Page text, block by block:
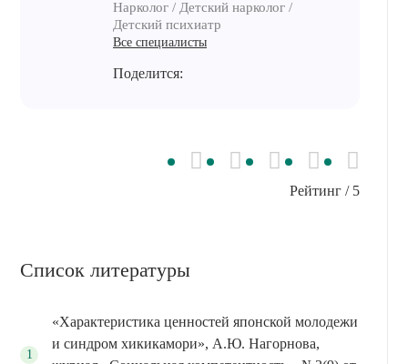
Нарколог / Детский нарколог /
Детский психиатр
Все специалисты
Поделится:
Рейтинг / 5
Список литературы
«Характеристика ценностей японской молодежи
и синдром хикикамори», А.Ю. Нагорнова,